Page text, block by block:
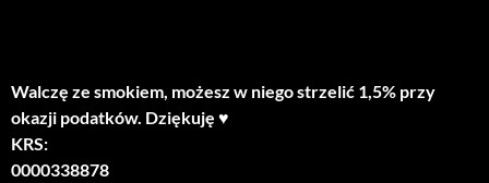
Walczę ze smokiem, możesz w niego strzelić 1,5% przy
okazji podatków. Dziękuję ♥
KRS:
0000338878